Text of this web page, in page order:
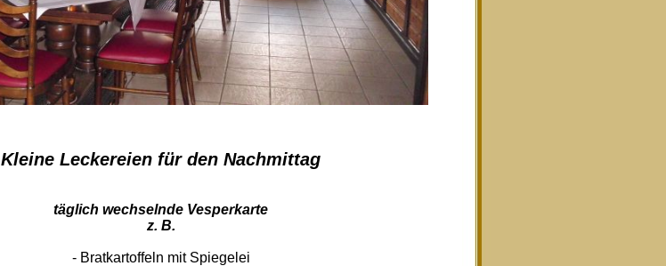
Kleine Leckereien für den Nachmittag
täglich wechselnde Vesperkarte
z. B.
- Bratkartoffeln mit Spiegelei